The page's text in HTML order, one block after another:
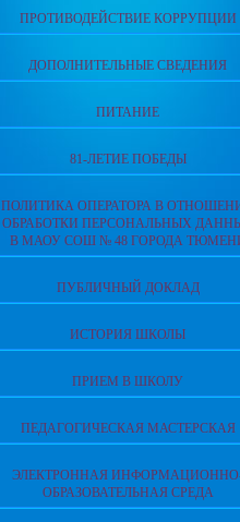
ПРОТИВОДЕЙСТВИЕ КОРРУПЦИИ
ДОПОЛНИТЕЛЬНЫЕ СВЕДЕНИЯ
ПИТАНИЕ
81-ЛЕТИЕ ПОБЕДЫ
ПОЛИТИКА ОПЕРАТОРА В
ОБРАБОТКИ ПЕРСОНАЛЬНЫХ
В МАОУ СОШ № 48 ГОРОДА
ПУБЛИЧНЫЙ ДОКЛАД
ИСТОРИЯ ШКОЛЫ
ПРИЕМ В ШКОЛУ
ПЕДАГОГИЧЕСКАЯ МАСТЕРСКАЯ
ЭЛЕКТРОННАЯ
ОБРАЗОВАТЕЛЬНАЯ СРЕДА